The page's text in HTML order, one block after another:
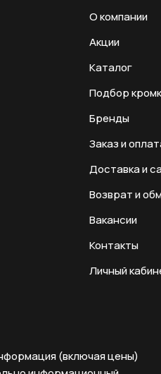
О компании
Акции
Каталог
Подбор
Бренды
Заказ и
Доставка и
Возврат и
Вакансии
Контакты
Личный
(включая цены)